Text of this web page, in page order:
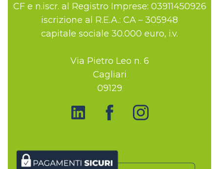
CF e n.iscr. al Registro Imprese: 03911450926
iscrizione al R.E.A.: CA – 305948
capitale sociale 30.000 euro, i.v.
Via Pietro Leo n. 6
Cagliari
09129